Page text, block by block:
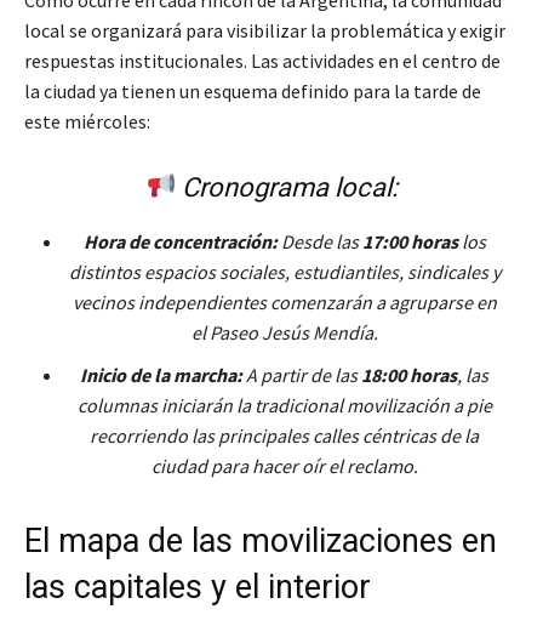
local se organizará para visibilizar la problemática y exigir
respuestas institucionales. Las actividades en el centro de
la ciudad ya tienen un esquema definido para la tarde de
este miércoles:
Cronograma local:
Hora de concentración:Desde las17:00 horaslos
distintos espacios sociales, estudiantiles, sindicales y
vecinos independientes comenzarán a agruparse en
el Paseo Jesús Mendía.
Inicio de la marcha:A partir de las18:00 horas, las
columnas iniciarán la tradicional movilización a pie
recorriendo las principales calles céntricas de la
ciudad para hacer oír el reclamo.
El mapa de las movilizaciones en
las capitales y el interior